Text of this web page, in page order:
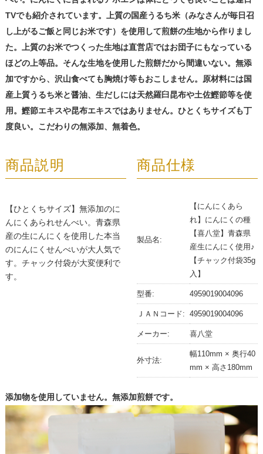
TVでも紹介されています。上質の国産うるち米（みなさんが毎日召
し上がるご飯と同じお米です）を使用して煎餅の生地から作りまし
た。上質のお米でつくった生地は直営店ではお団子にもなっている
ほどの上等品。そんな生地を使用した煎餅だから間違いない。無添
加ですから、沢山食べても胸焼け等もおこしません。原材料には国
産上質うるち米と醤油、生だしには天然羅臼昆布や土佐鰹節等を使
用。鰹節エキスや昆布エキスではありません。ひとくちサイズも丁
度良い。こだわりの無添加、無着色。
商品説明
【ひとくちサイズ】無添加のに
んにくあられせんべい。青森県
産の生にんにくを使用した本当
のにんにくせんべいが大人気で
す。チャック付袋が大変便利で
す。
商品仕様
製品名:
【にんにくあら
れ】にんにくの種
【喜八堂】青森県
産生にんにく使用♪
【チャック付袋35g
入】
型番: 4959019004096
ＪＡＮコード: 4959019004096
メーカー: 喜八堂
外寸法:
幅110mm × 奥行40
mm × 高さ180mm
添加物を使用していません。無添加煎餅です。